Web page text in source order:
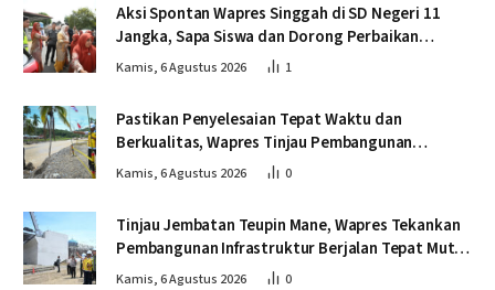
Aksi Spontan Wapres Singgah di SD Negeri 11
Jangka, Sapa Siswa dan Dorong Perbaikan
Sekolah
Kamis, 6 Agustus 2026 1
Pastikan Penyelesaian Tepat Waktu dan
Berkualitas, Wapres Tinjau Pembangunan
Jembatan Lumut
Kamis, 6 Agustus 2026 0
Tinjau Jembatan Teupin Mane, Wapres Tekankan
Pembangunan Infrastruktur Berjalan Tepat Mutu
dan Tepat Waktu
Kamis, 6 Agustus 2026 0